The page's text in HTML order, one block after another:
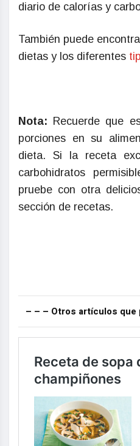
diario de calorías y
También puede
dietas y los diferentes
Nota: Recuerde que
porciones en su
dieta. Si la receta
carbohidratos
pruebe con otra
sección de recetas.
– – – Otros artículos